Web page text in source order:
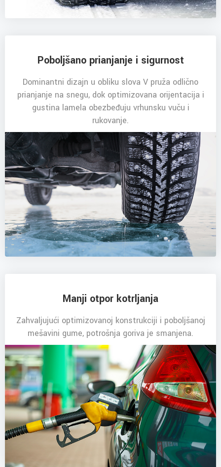
Poboljšano prianjanje i sigurnost
Dominantni dizajn u obliku slova V pruža odlično
prianjanje na snegu, dok optimizovana orijentacija i
gustina lamela obezbeđuju vrhunsku vuču i
rukovanje.
Manji otpor kotrljanja
Zahvaljujući optimizovanoj konstrukciji i poboljšanoj
mešavini gume, potrošnja goriva je smanjena.